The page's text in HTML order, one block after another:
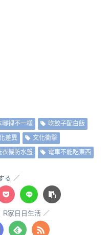
哪裡不一樣
吃餃子配白飯
差異
文化衝擊
衣機防水盤 電車不能吃東西
る
R家日日生活